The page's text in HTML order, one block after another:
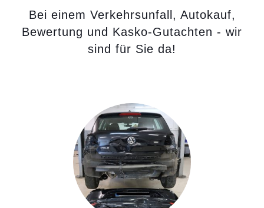
Bei einem Verkehrsunfall, Autokauf,
Bewertung und Kasko-Gutachten - wir
sind für Sie da!